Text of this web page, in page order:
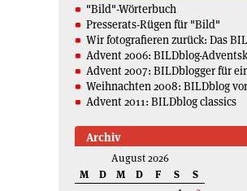
"Bild"-Wörterbuch
Presserats-Rügen für "Bild"
Wir fotografieren zurück: Das
Advent 2006: BILDblog-
Advent 2007: BILDblogger für
Weihnachten 2008: BILDblog
Advent 2011: BILDblog classics
Archiv
August 2026
M
D M D F S
S